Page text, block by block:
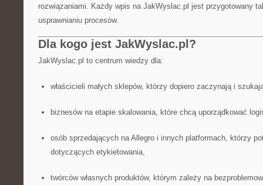
rozwiązaniami. Każdy wpis na JakWyslac.pl jest przygotowany
usprawnianiu procesów.
Dla kogo jest JakWyslac.pl?
JakWyslac.pl to centrum wiedzy dla:
właścicieli małych sklepów, którzy dopiero zaczynają i
biznesów na etapie skalowania, które chcą uporządkować
osób sprzedających na Allegro i innych platformach, którzy
dotyczących etykietowania,
twórców własnych produktów, którym zależy na